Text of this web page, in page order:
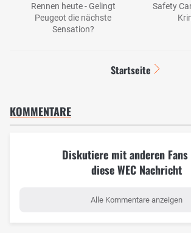
Rennen heute - Gelingt
Peugeot die nächste
Sensation?
Safety
Startseite
KOMMENTARE
Diskutiere mit anderen
diese WEC Nachricht
Alle Kommentare anzeigen